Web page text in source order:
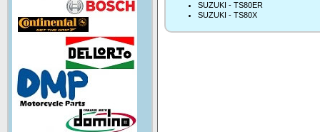
SUZUKI - TS80ER
SUZUKI - TS80X